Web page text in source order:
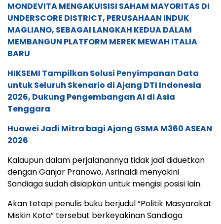
MONDEVITA MENGAKUISISI SAHAM MAYORITAS DI
UNDERSCORE DISTRICT, PERUSAHAAN INDUK
MAGLIANO, SEBAGAI LANGKAH KEDUA DALAM
MEMBANGUN PLATFORM MEREK MEWAH ITALIA
BARU
HIKSEMI Tampilkan Solusi Penyimpanan Data
untuk Seluruh Skenario di Ajang DTI Indonesia
2026, Dukung Pengembangan AI di Asia
Tenggara
Huawei Jadi Mitra bagi Ajang GSMA M360 ASEAN
2026
Kalaupun dalam perjalanannya tidak jadi diduetkan
dengan Ganjar Pranowo, Asrinaldi menyakini
Sandiaga sudah disiapkan untuk mengisi posisi lain.
Akan tetapi penulis buku berjudul “Politik Masyarakat
Miskin Kota” tersebut berkeyakinan Sandiaga